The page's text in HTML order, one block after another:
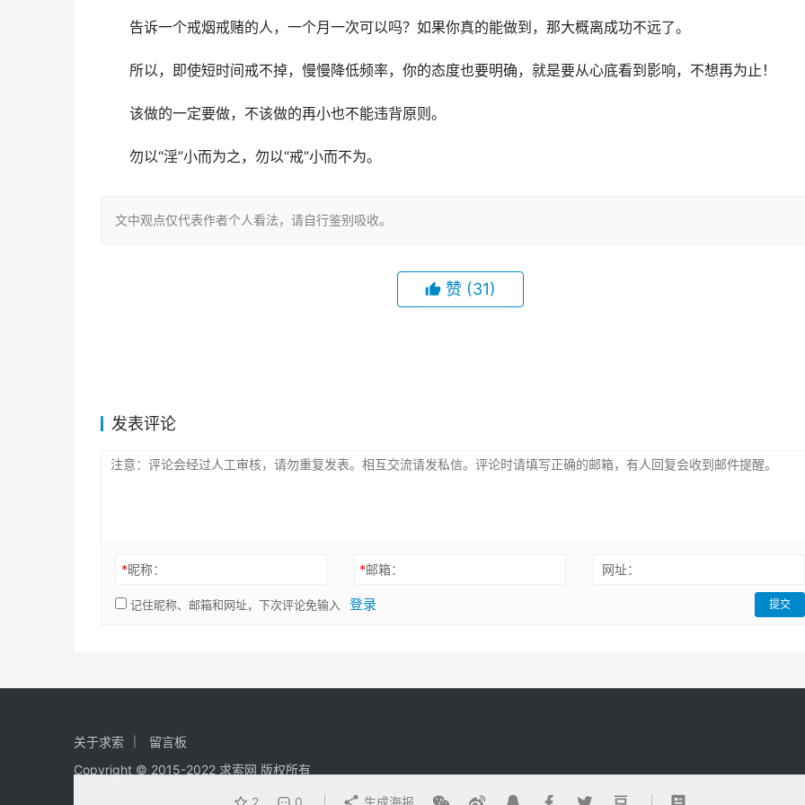
告诉一个戒烟戒赌的人，一个月一次可以吗？如果你真的能做到，那大概离成功不远了。
所以，即使短时间戒不掉，慢慢降低频率，你的态度也要明确，就是要从心底看到影响，不想再为止！
该做的一定要做，不该做的再小也不能违背原则。
勿以“淫”小而为之，勿以“戒”小而不为。
文中观点仅代表作者个人看法，请自行鉴别吸收。
赞 (31)
2 0 生成海报
发表评论
*昵称： *邮箱： 网址：
记住昵称、邮箱和网址，下次评论免输入 登录 提交
关于求索
留言板
Copyright © 2015-2022 求索网 版权所有